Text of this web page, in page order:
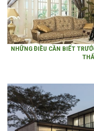
NHỮNG ĐIỀU CẦN BIẾT